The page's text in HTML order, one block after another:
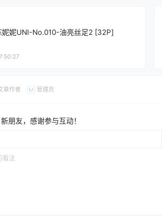
妮UNI-No.010-油亮丝足2 [32P]
章作者 M 管理员
朋友，感谢参与互动！